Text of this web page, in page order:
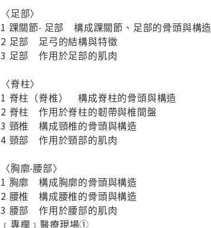
〈足部〉
1 踝關節‧ 足部 構成踝關節、足部的骨頭與構造
2 足部 足弓的結構與特徵
3 足部 作用於足部的肌肉
〈脊柱〉
1 脊柱（脊椎） 構成脊柱的骨頭與構造
2 脊柱 作用於脊柱的韌帶與椎間盤
3 頸椎 構成頸椎的骨頭與構造
4 頸部 作用於頸部的肌肉
〈胸廓‧腰部〉
1 胸廓 構成胸廓的骨頭與構造
2 腰椎 構成腰椎的骨頭與構造
3 腰部 作用於腰部的肌肉
﹝專欄﹞醫療現場①